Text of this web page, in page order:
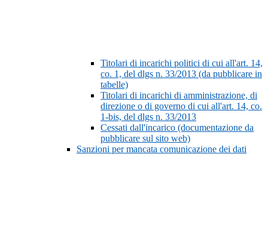
Titolari di incarichi politici di cui all'art. 14,
co. 1, del dlgs n. 33/2013 (da pubblicare in
tabelle)
Titolari di incarichi di amministrazione, di
direzione o di governo di cui all'art. 14, co.
1-bis, del dlgs n. 33/2013
Cessati dall'incarico (documentazione da
pubblicare sul sito web)
Sanzioni per mancata comunicazione dei dati